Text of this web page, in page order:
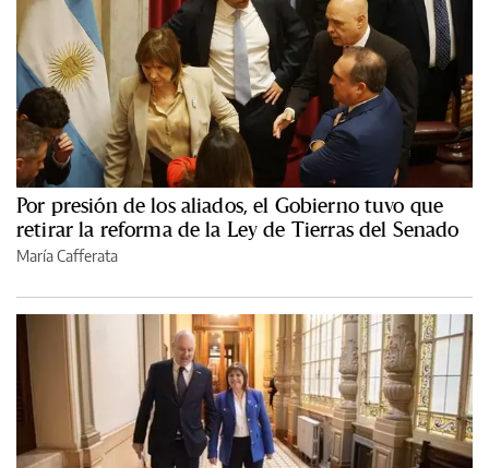
Por presión de los aliados, el Gobierno tuvo que
retirar la reforma de la Ley de Tierras del Senado
María Cafferata